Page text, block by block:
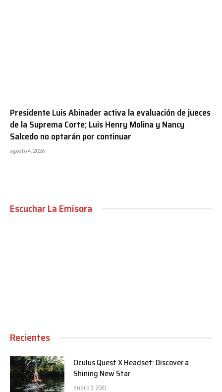
Presidente Luis Abinader activa la evaluación de jueces
de la Suprema Corte; Luis Henry Molina y Nancy
Salcedo no optarán por continuar
agosto 4, 2026
Escuchar La Emisora
Recientes
Oculus Quest X Headset: Discover a
Shining New Star
enero 5, 2021